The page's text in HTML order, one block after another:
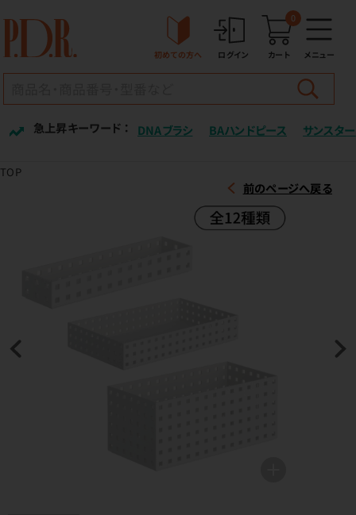
初めての方へ ログイン カート
0
メニュー
急上昇キーワード ： DNAブラシ BAハンドピース サンスター
TOP
前のページへ戻る